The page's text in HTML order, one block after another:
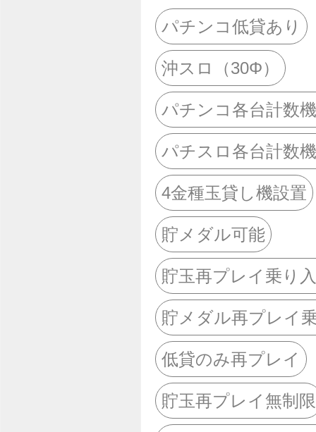
パチンコ低貸あり
沖スロ（30Φ）
パチンコ各台計数
パチスロ各台計数
4金種玉貸し機設置
貯メダル可能
貯玉再プレイ乗り
貯メダル再プレイ
低貸のみ再プレイ
貯玉再プレイ無制限